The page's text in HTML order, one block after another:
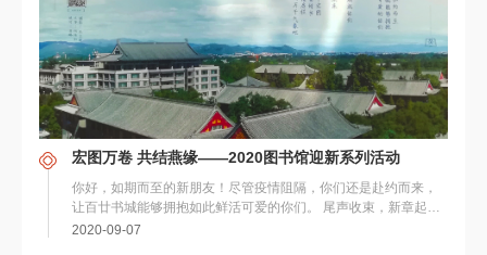
宏图万卷 共结燕缘——2020图书馆迎新系列活动
你好，如期而至的新朋友！尽管疫情阻隔，你们还是赴约而来，
让百廿书城能够拥抱如此鲜活可爱的你们。 尾声收束，新章起
笔。过去已经成就你们，而你们将要开...
2020-09-07